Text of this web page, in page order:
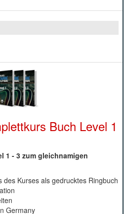
Buch Level 1
1 - 3 zum gleichnamigen
des Kurses als gedrucktes Ringbuch
Germany